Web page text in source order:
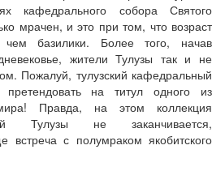
кафедрального собора Святого
мрачен, и это при том, что возраст
базилики. Более того, начав
жители Тулузы так и не
Пожалуй, тулузский кафедральный
на титул одного из
Правда, на этом коллекция
Тулузы не заканчивается,
встреча с полумраком якобитского